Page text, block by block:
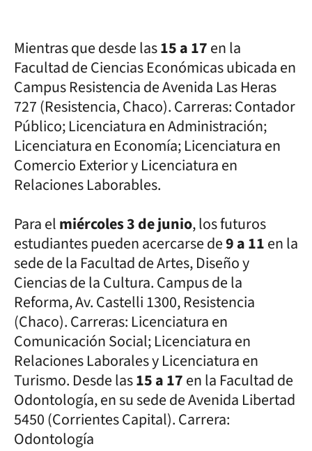
Mientras que desde las15 a 17en la
Facultad de Ciencias Económicas ubicada en
Campus Resistencia de Avenida Las Heras
727 (Resistencia, Chaco). Carreras: Contador
Público; Licenciatura en Administración;
Licenciatura en Economía; Licenciatura en
Comercio Exterior y Licenciatura en
Relaciones Laborables.
Para elmiércoles 3 de junio, los futuros
estudiantes pueden acercarse de9 a 11en la
sede de la Facultad de Artes, Diseño y
Ciencias de la Cultura. Campus de la
Reforma, Av. Castelli 1300, Resistencia
(Chaco). Carreras: Licenciatura en
Comunicación Social; Licenciatura en
Relaciones Laborales y Licenciatura en
Turismo. Desde las15 a 17en la Facultad de
Odontología, en su sede de Avenida Libertad
5450 (Corrientes Capital). Carrera:
Odontología